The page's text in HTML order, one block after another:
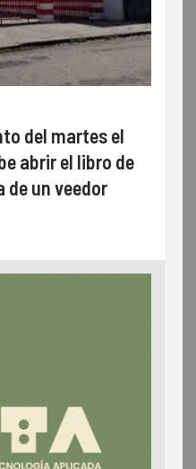
del martes el
abrir el libro de
de un veedor